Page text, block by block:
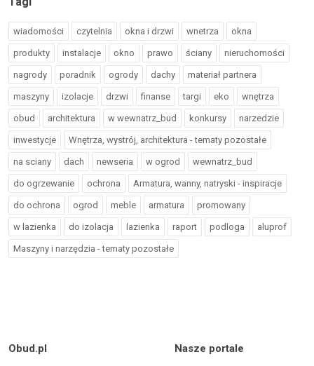
wiadomości czytelnia okna i drzwi wnetrza okna
produkty instalacje okno prawo ściany nieruchomości
nagrody poradnik ogrody dachy materiał partnera
maszyny izolacje drzwi finanse targi eko wnętrza
obud architektura w wewnatrz_bud konkursy narzedzie
inwestycje Wnętrza, wystrój, architektura - tematy pozostałe
na sciany dach newseria w ogrod wewnatrz_bud
do ogrzewanie ochrona Armatura, wanny, natryski - inspiracje
do ochrona ogrod meble armatura promowany
w lazienka do izolacja lazienka raport podloga aluprof
Maszyny i narzędzia - tematy pozostałe
Obud.pl Nasze portale